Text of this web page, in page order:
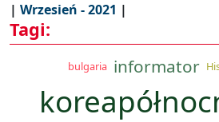
| Wrzesień - 2021 |
Tagi:
bulgaria informator